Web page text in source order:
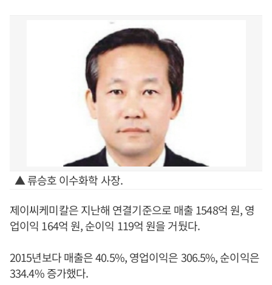
▲ 류승호 이수화학 사장.
제이씨케미칼은 지난해 연결기준으로 매출 1548억 원, 영
업이익 164억 원, 순이익 119억 원을 거뒀다.
2015년보다 매출은 40.5%, 영업이익은 306.5%, 순이익은
334.4% 증가했다.